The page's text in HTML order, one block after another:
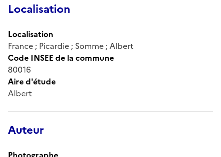
Localisation
Localisation
France ; Picardie ; Somme ; Albert
Code INSEE de la commune
80016
Aire d'étude
Albert
Auteur